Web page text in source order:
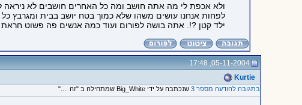
ולא אכפת לי מה אתה חושב ומה כל האחרים חושבים לא ניראה
לפחות אנחנו עושים משהו שלא כמוך בטח יושב בבית ומגרבץ כל
ילד קטן ?!. אתה בושה לפורום ועוד כמה אנשים פה פשוט חראת
05-11-2004, 17:48
Kurtie
בתגובה להודעה מספר 3
שנכתבה על ידי Big_White שמתחילה ב "זה ...."